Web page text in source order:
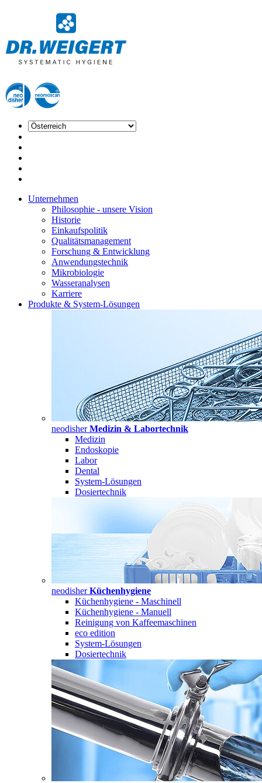
Unternehmen
Philosophie - unsere Vision
Historie
Einkaufspolitik
Qualitätsmanagement
Forschung & Entwicklung
Anwendungstechnik
Mikrobiologie
Wasseranalysen
Karriere
Produkte & System-Lösungen
neodisherMedizin & Labortechnik
Medizin
Endoskopie
Labor
Dental
System-Lösungen
Dosiertechnik
neodisherKüchenhygiene
Küchenhygiene - Maschinell
Küchenhygiene - Manuell
Reinigung von Kaffeemaschinen
eco edition
System-Lösungen
Dosiertechnik